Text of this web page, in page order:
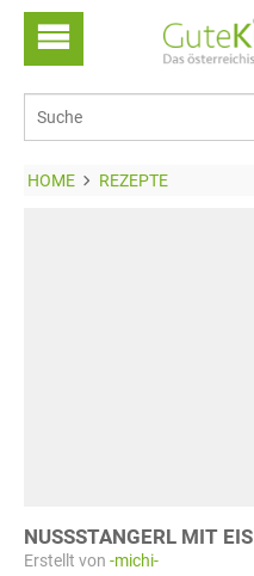
HOME REZEPTE
NUSSSTANGERL MIT EIS
Erstellt von -michi-